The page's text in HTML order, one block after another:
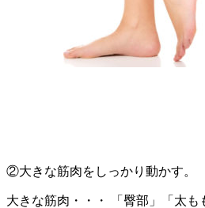
②大きな筋肉をしっかり動かす。
大きな筋肉・・・ 「臀部」「太も